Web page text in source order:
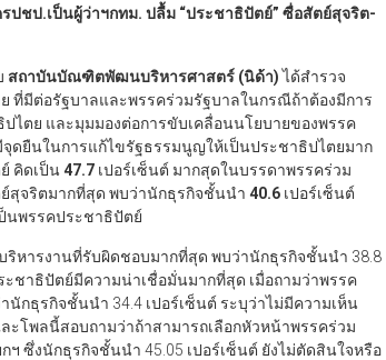
ปชป.เป็นผู้ว่าฯกทม. ปลื้ม “ประชาธิปัตย์” ซื่อสัตย์สุจริต-
สถาบันบัณฑิตพัฒนบริหารศาสตร์ (นิด้า)ได้สำรวจ
ย ที่มีต่อรัฐบาลและพรรคร่วมรัฐบาลในกรณีถ้าต้องมีการ
ไตย และมุมมองต่อการขับเคลื่อนนโยบายของพรรค
ดยืนในการแก้ไขรัฐธรรมนูญให้เป็นประชาธิปไตยมาก
คิดเป็น47.7 เปอร์เซ็นต์ มากสุดในบรรดาพรรคร่วม
สุจริตมากที่สุด พบว่านักธุรกิจชั้นนำ 40.6 เปอร์เซ็นต์
นพรรคประชาธิปัตย์
หารงานที่รับผิดชอบมากที่สุด พบว่านักธุรกิจชั้นนำ 38.8
ะชาธิปัตย์มีความน่าเชื่อมั่นมากที่สุด เมื่อถามว่าพรรค
กธุรกิจชั้นนำ 34.4 เปอร์เซ็นต์ ระบุว่าไม่มีความเห็น
ะโพลนี้สอบถามว่าถ้าสามารถเลือกหัวหน้าพรรคร่วม
ซึ่งนักธุรกิจชั้นนำ 45.05 เปอร์เซ็นต์ ยังไม่ตัดสินใจหรือ